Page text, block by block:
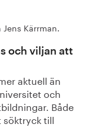
Kärrman.
och viljan att
aktuell än
och
Både
till